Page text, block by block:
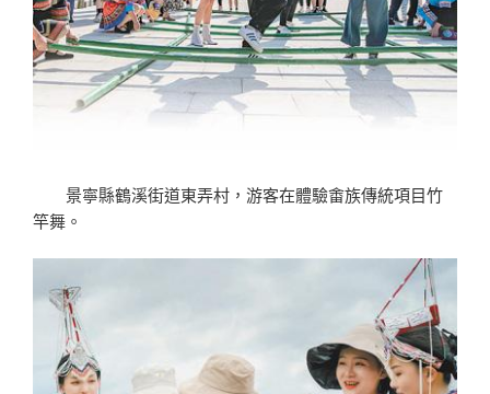
景寧縣鶴溪街道東弄村，游客在體驗畬族傳統項目竹
竿舞。